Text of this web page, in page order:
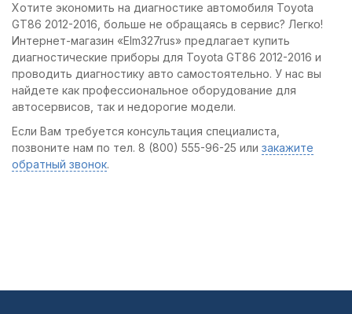
Хотите экономить на диагностике автомобиля Toyota
GT86 2012-2016, больше не обращаясь в сервис? Легко!
Интернет-магазин «Elm327rus» предлагает купить
диагностические приборы для Toyota GT86 2012-2016 и
проводить диагностику авто самостоятельно. У нас вы
найдете как профессиональное оборудование для
автосервисов, так и недорогие модели.
Если Вам требуется консультация специалиста,
позвоните нам по тел. 8 (800) 555-96-25 или закажите
обратный звонок.